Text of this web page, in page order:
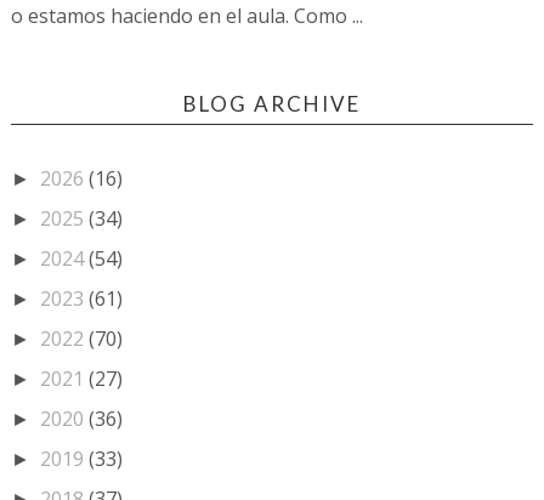
o estamos haciendo en el aula. Como ...
BLOG ARCHIVE
► 2026 (16)
► 2025 (34)
► 2024(54)
► 2023 (61)
► 2022 (70)
► 2021 (27)
► 2020 (36)
► 2019 (33)